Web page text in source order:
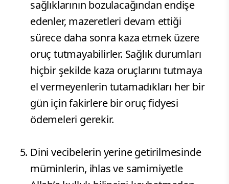
sağlıklarının bozulacağından endişe
edenler, mazeretleri devam ettiği
sürece daha sonra kaza etmek üzere
oruç tutmayabilirler. Sağlık durumları
hiçbir şekilde kaza oruçlarını tutmaya
el vermeyenlerin tutamadıkları her bir
gün için fakirlere bir oruç fidyesi
ödemeleri gerekir.
Dini vecibelerin yerine getirilmesinde
müminlerin, ihlas ve samimiyetle